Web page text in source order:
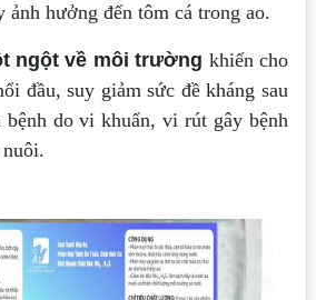
ảnh hưởng đến tôm cá trong ao.
ngột về môi trường khiến cho
đầu, suy giảm sức đề kháng sau
do vi khuẩn, vi rút gây bệnh